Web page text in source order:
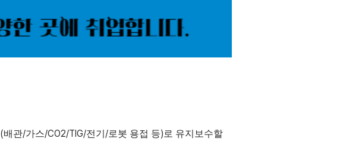
(배관/가스/CO2/TIG/전기 /로봇 용접 등) 로 유지보수할